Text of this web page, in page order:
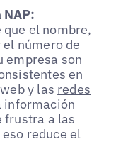
el nombre,
número de
empresa son
en
y las redes
información
frustra a las
reduce el